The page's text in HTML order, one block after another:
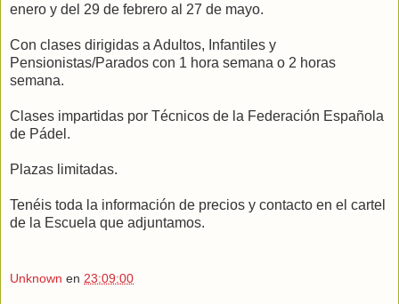
enero y del 29 de febrero al 27 de mayo.
Con clases dirigidas a Adultos, Infantiles y
Pensionistas/Parados con 1 hora semana o 2 horas
semana.
Clases impartidas por Técnicos de la Federación Española
de Pádel.
Plazas limitadas.
Tenéis toda la información de precios y contacto en el cartel
de la Escuela que adjuntamos.
Unknown en 23:09:00